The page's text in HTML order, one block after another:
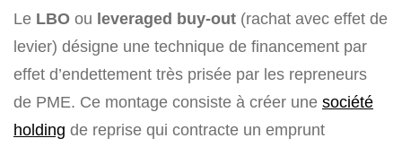
Le LBO ou leveraged buy-out (rachat avec effet de
levier) désigne une technique de financement par
effet d’endettement très prisée par les repreneurs
de PME. Ce montage consiste à créer une société
holding de reprise qui contracte un emprunt